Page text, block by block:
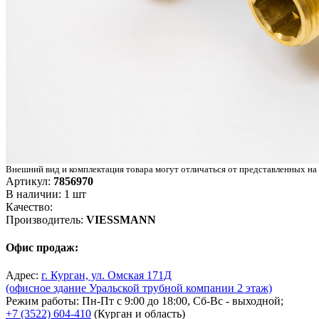
Внешний вид и комплектация товара могут отличаться от представленных
Артикул: 7856970
В наличии: 1 шт
Качество:
Производитель: VIESSMANN
Офис продаж:
Адрес: г. Курган, ул. Омская 171Д
(офисное здание Уральской трубной компании 2 этаж)
Режим работы: Пн-Пт с 9:00 до 18:00, Сб-Вс - выходной;
+7 (3522) 604-410 (Курган и область)